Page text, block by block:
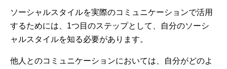
ソーシャルスタイルを実際のコミュニケーションで活用
するためには、1つ目のステップとして、自分のソーシ
ャルスタイルを知る必要があります。
他人とのコミュニケーションにおいては、自分がどのよ